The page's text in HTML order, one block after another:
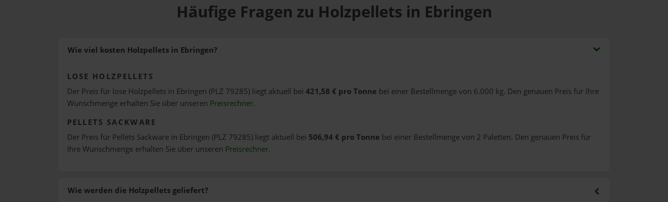
Häufige Fragen zu Holzpellets in Ebringen
Wie viel kosten Holzpellets in Ebringen?
LOSE HOLZPELLETS
Der Preis für lose Holzpellets in Ebringen (PLZ 79285) liegt aktuell bei 421,58 € pro Tonne bei einer Bestellmenge von 6.000 kg. Den genauen Preis für Ihre
Wunschmenge erhalten Sie über unseren Preisrechner.
PELLETS SACKWARE
Der Preis für Pellets Sackware in Ebringen (PLZ 79285) liegt aktuell bei 506,94 € pro Tonne bei einer Bestellmenge von 2 Paletten. Den genauen Preis für
Ihre Wunschmenge erhalten Sie über unseren Preisrechner.
Wie werden die Holzpellets geliefert?